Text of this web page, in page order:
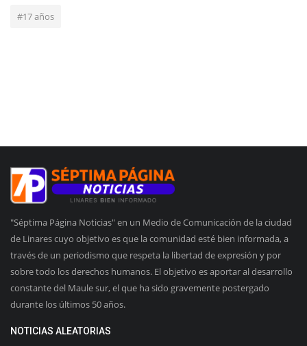
#17 años
"Séptima Página Noticias" en un Medio de Comunicación de la ciudad
de Linares cuyo objetivo es que la comunidad esté bien informada, a
través de un periodismo que respeta la libertad de expresión y por
sobre todo los derechos humanos. El objetivo es aportar al desarrollo
constante del Maule sur, el que ha sido gravemente postergado
durante los últimos 50 años.
NOTICIAS ALEATORIAS